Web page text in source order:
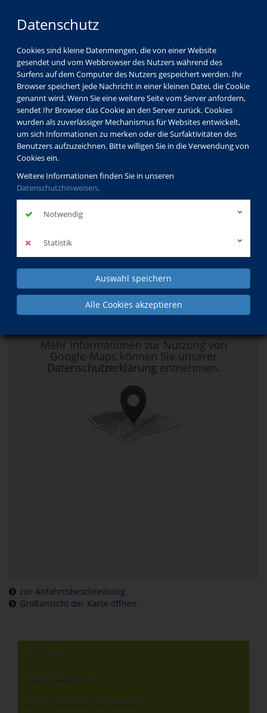
Datenschutz
Cookies sind kleine Datenmengen, die von einer Website
gesendet und vom Webbrowser des Nutzers während des
Surfens auf dem Computer des Nutzers gespeichert werden. Ihr
Browser speichert jede Nachricht in einer kleinen Datei, die Cookie
genannt wird. Wenn Sie eine weitere Seite vom Server anfordern,
sendet Ihr Browser das Cookie an den Server zurück. Cookies
wurden als zuverlässiger Mechanismus für Websites entwickelt,
um sich Informationen zu merken oder die Surfaktivitäten des
Benutzers aufzuzeichnen. Bitte willigen Sie in die Verwendung von
Cookies ein.
Weitere Informationen finden Sie in unseren
Datenschutzhinweisen.
Notwendig
Statistik
Auswahl speichern
Alle Cookies akzeptieren
vhs Görlitz Partner
GmbH Görlitz
http://www.kommwohnen.de/
Anfahrt
Hier klicken, um Kartenansicht zu
aktivieren.
Mehr Informationen zur Nutzung von
Google-Maps können Sie unserer
Datenschutzerklärung entnehmen.
zur Anfahrtsbeschreibung
Großansicht der Karte öffnen
vhs Görlitz
Ansprechpartner
Information für Kursleitende